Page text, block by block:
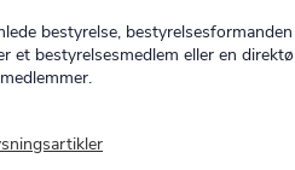
bestyrelse,
et bestyrelsesmedlem eller en